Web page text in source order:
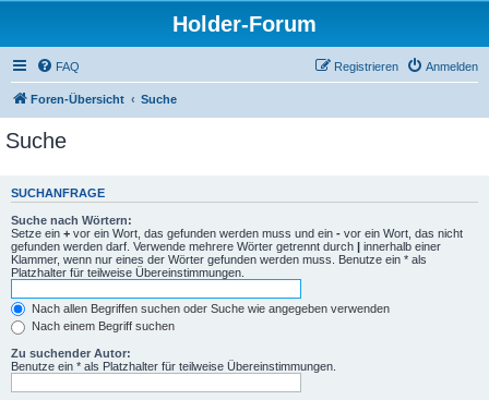
Holder-Forum
FAQ Anmelden
Registrieren
Foren-Übersicht Suche
Suche
SUCHANFRAGE
Suche nach Wörtern:
Setze ein + vor ein Wort, das gefunden werden muss und ein - vor ein Wort, das nicht
gefunden werden darf. Verwende mehrere Wörter getrennt durch | innerhalb einer
Klammer, wenn nur eines der Wörter gefunden werden muss. Benutze ein * als
Platzhalter für teilweise Übereinstimmungen.
Nach allen Begriffen suchen oder Suche wie angegeben verwenden
Nach einem Begriff suchen
Zu suchender Autor:
Benutze ein * als Platzhalter für teilweise Übereinstimmungen.